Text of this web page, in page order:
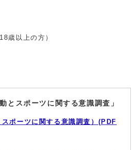
歳以上の方）
とスポーツに関する意識調査」
ポーツに関する意識調査）(PDF